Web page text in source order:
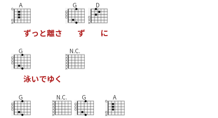
A
ずっ と離さ
G
ず
D
に
G
泳いでゆく
N.C.
G N.C. G A